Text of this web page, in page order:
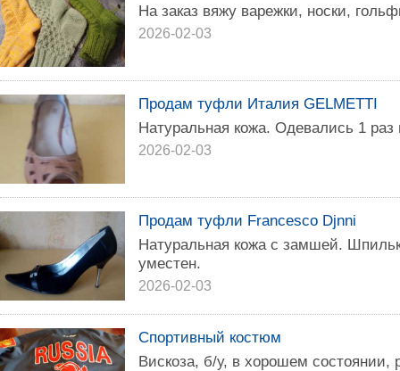
На заказ вяжу варежки, носки,
2026-02-03
Продам туфли Италия GELMETTI
Натуральная кожа. Одевались 1
2026-02-03
Продам туфли Francesco Djnni
Натуральная кожа с замшей.
уместен.
2026-02-03
Спортивный костюм
Вискоза, б/у, в хорошем состоянии,